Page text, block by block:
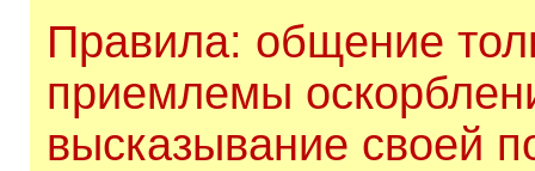
Правила: общение
приемлемы
высказывание своей